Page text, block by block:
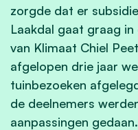
zorgde dat er
Laakdal gaat graag
van Klimaat Chiel
afgelopen drie jaar
tuinbezoeken
de deelnemers
aanpassingen